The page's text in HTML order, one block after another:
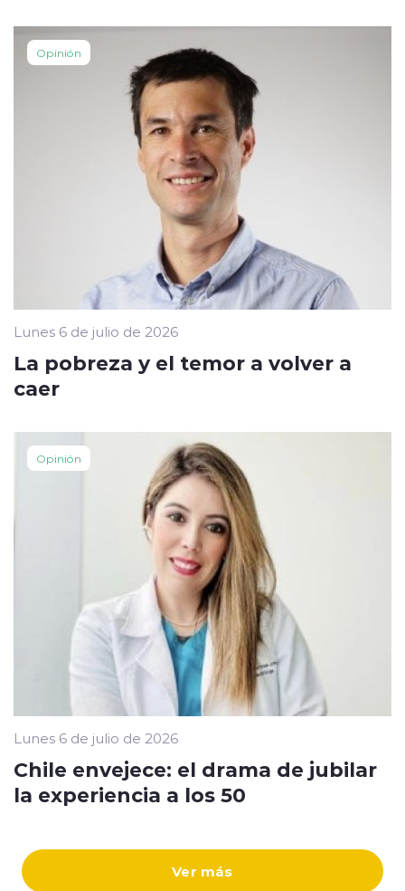
Ver más
Opinión
Lunes 6 de julio de 2026
La pobreza y el temor a volver a
caer
Opinión
Lunes 6 de julio de 2026
Chile envejece: el drama de jubilar
la experiencia a los 50